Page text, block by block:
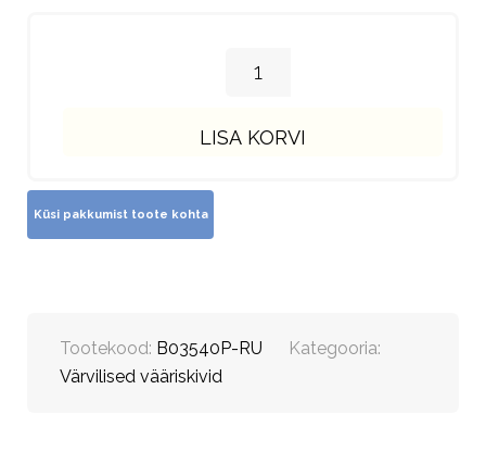
LISA KORVI
Tootekood: B03540P-RU
Kategooria:
Värvilised vääriskivid